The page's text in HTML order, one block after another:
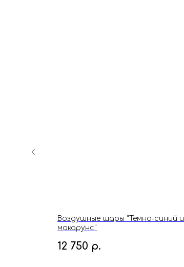
Воздушные шары "Темно-синий и
макарунс"
12 750 р.